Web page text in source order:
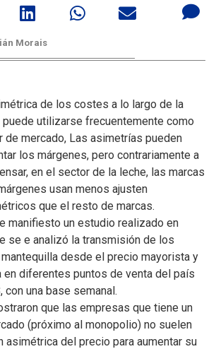
Morais
de los costes a lo largo de la
puede utilizarse frecuentemente como
de mercado, Las asimetrías pueden
los márgenes, pero contrariamente a
en el sector de la leche, las marcas
usan menos ajusten
que el resto de marcas.
manifiesto un estudio realizado en
se e analizó la transmisión de los
desde el precio mayorista y
en diferentes puntos de venta del país
una base semanal.
que las empresas que tiene un
(próximo al monopolio) no suelen
asimétrica del precio para aumentar su